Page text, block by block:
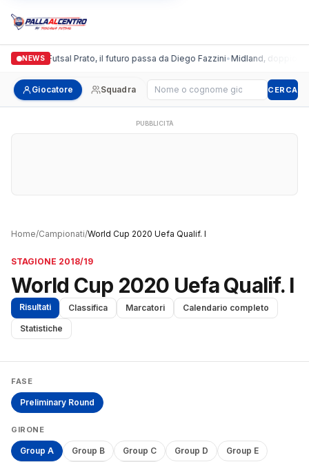
NEWS
Italgronda Futsal Prato, il futuro passa da Diego Fazzini•Midland, doppio
Giocatore Squadra Cerca giocatore CERCA
PUBBLICITÀ
Home/Campionati/World Cup 2020 Uefa Qualif. I
STAGIONE 2018/19
World Cup 2020 Uefa Qualif. I
Risultati Classifica Marcatori
Calendario completo
Statistiche
FASE
Preliminary Round
GIRONE
Group A Group B Group C Group D
Group E